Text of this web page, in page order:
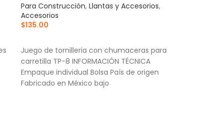
Para Construcción, Llantas y Accesorios,
Accesorios
$135.00
Juego de tornilleria con chumaceras para
carretilla TP-8 INFORMACIÓN TÉCNICA
Empaque individual Bolsa País de origen
Fabricado en México bajo